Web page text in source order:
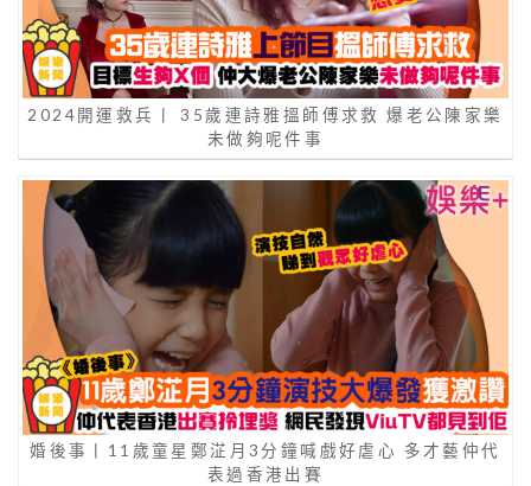
2024開運救兵丨 35歲連詩雅搵師傅求救 爆老公陳家樂
未做夠呢件事
婚後事丨11歲童星鄭淽月3分鐘喊戲好虐心 多才藝仲代
表過香港出賽